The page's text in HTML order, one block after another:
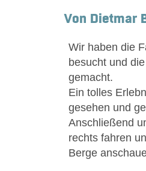
Von Dietmar
Wir haben die
besucht und
gemacht.
Ein tolles
gesehen und
Anschließend
rechts fahren
Berge